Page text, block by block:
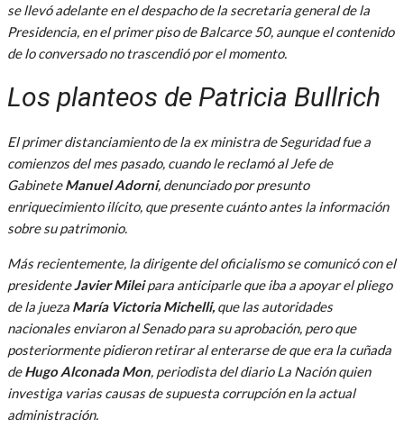
se llevó adelante en el despacho de la secretaria general de la
Presidencia, en el primer piso de Balcarce 50, aunque el contenido
de lo conversado no trascendió por el momento.
Los planteos de Patricia Bullrich
El primer distanciamiento de la ex ministra de Seguridad fue a
comienzos del mes pasado, cuando le reclamó al Jefe de
GabineteManuel Adorni, denunciado por presunto
enriquecimiento ilícito, que presente cuánto antes la información
sobre su patrimonio.
Más recientemente, la dirigente del oficialismo se comunicó con el
presidente Javier Mileipara anticiparle que iba a apoyar el pliego
de la jueza María Victoria Michelli, que las autoridades
nacionales enviaron al Senado para su aprobación, pero que
posteriormente pidieron retirar al enterarse de que era la cuñada
deHugo Alconada Mon , periodista del diario La Nación quien
investiga varias causas de supuesta corrupción en la actual
administración.